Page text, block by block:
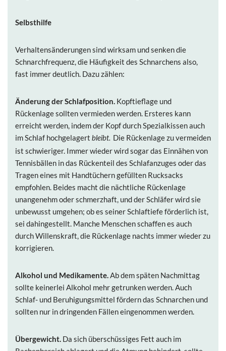
Selbsthilfe
Verhaltensänderungen sind wirksam und senken die
Schnarchfrequenz, die Häufigkeit des Schnarchens also,
fast immer deutlich. Dazu zählen:
Änderung der Schlafposition. Kopftieflage und
Rückenlage sollten vermieden werden. Ersteres kann
erreicht werden, indem der Kopf durch Spezialkissen auch
im Schlaf hochgelagert bleibt. Die Rückenlage zu vermeiden
ist schwieriger. Immer wieder wird sogar das Einnähen von
Tennisbällen in das Rückenteil des Schlafanzuges oder das
Tragen eines mit Handtüchern gefüllten Rucksacks
empfohlen. Beides macht die nächtliche Rückenlage
unangenehm oder schmerzhaft, und der Schläfer wird sie
unbewusst umgehen; ob es seiner Schlaftiefe förderlich ist,
sei dahingestellt. Manche Menschen schaffen es auch
durch Willenskraft, die Rückenlage nachts immer wieder zu
korrigieren.
Alkohol und Medikamente.Ab dem späten Nachmittag
sollte keinerlei Alkohol mehr getrunken werden. Auch
Schlaf- und Beruhigungsmittel fördern das Schnarchen und
sollten nur in dringenden Fällen eingenommen werden.
Übergewicht. Da sich überschüssiges Fett auch im